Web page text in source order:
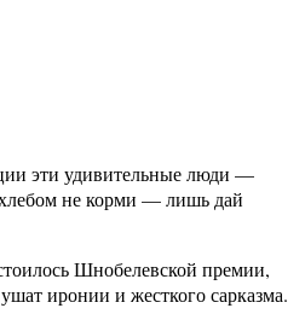
эти удивительные люди —
хлебом не корми — лишь дай
Шнобелевской премии,
иронии и жесткого сарказма.